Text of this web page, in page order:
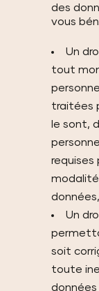
des
vous
Un
tout
traitées
le sont,
requises
données,
Un
soit
toute
données